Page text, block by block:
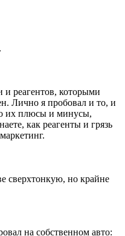
и реагентов, которыми
Лично я пробовал и то, и
их плюсы и минусы,
как реагенты и грязь
сверхтонкую, но крайне
на собственном авто: